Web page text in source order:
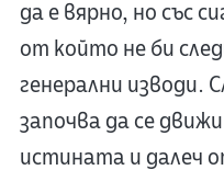
да е вярно, но със
от който не би
генерални изводи.
започва да се
истината и далеч